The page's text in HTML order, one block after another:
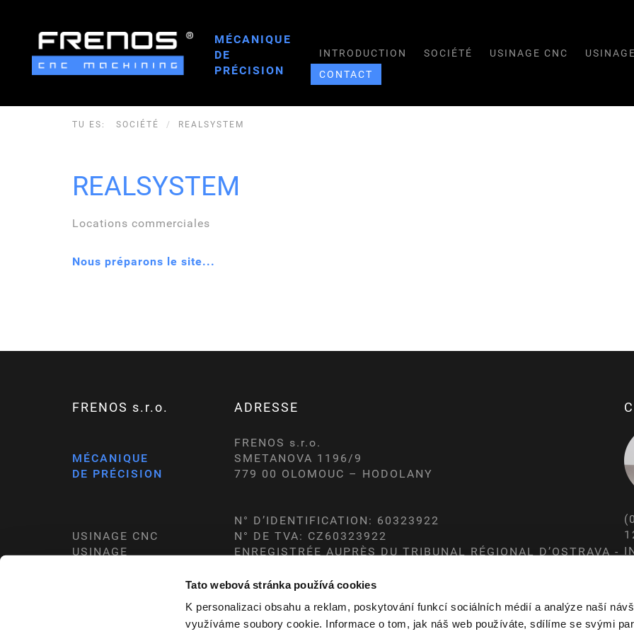
Tato webová stránka používá cookies
K personalizaci obsahu a reklam, poskytování funkcí sociálních médií a analýze naší
využíváme soubory cookie. Informace o tom, jak náš web používáte, sdílíme se svými
MÉCANIQUE
DE
PRÉCISION
INTRODUCTION SOCIÉTÉ USINAGE CNC
CONTACT
TU ES: SOCIÉTÉ REALSYSTEM
REALSYSTEM
Locations commerciales
Nous préparons le site...
FRENOS s.r.o.
MÉCANIQUE
DE PRÉCISION
USINAGE CNC
USINAGE
ADRESSE
FRENOS s.r.o.
SMETANOVA 1196/9
779 00 OLOMOUC – HODOLANY
N° D’IDENTIFICATION: 60323922
N° DE TVA: CZ60323922
ENREGISTRÉE AUPRÈS DU TRIBUNAL RÉGIONAL D’OSTRAVA -
Cookies preferences